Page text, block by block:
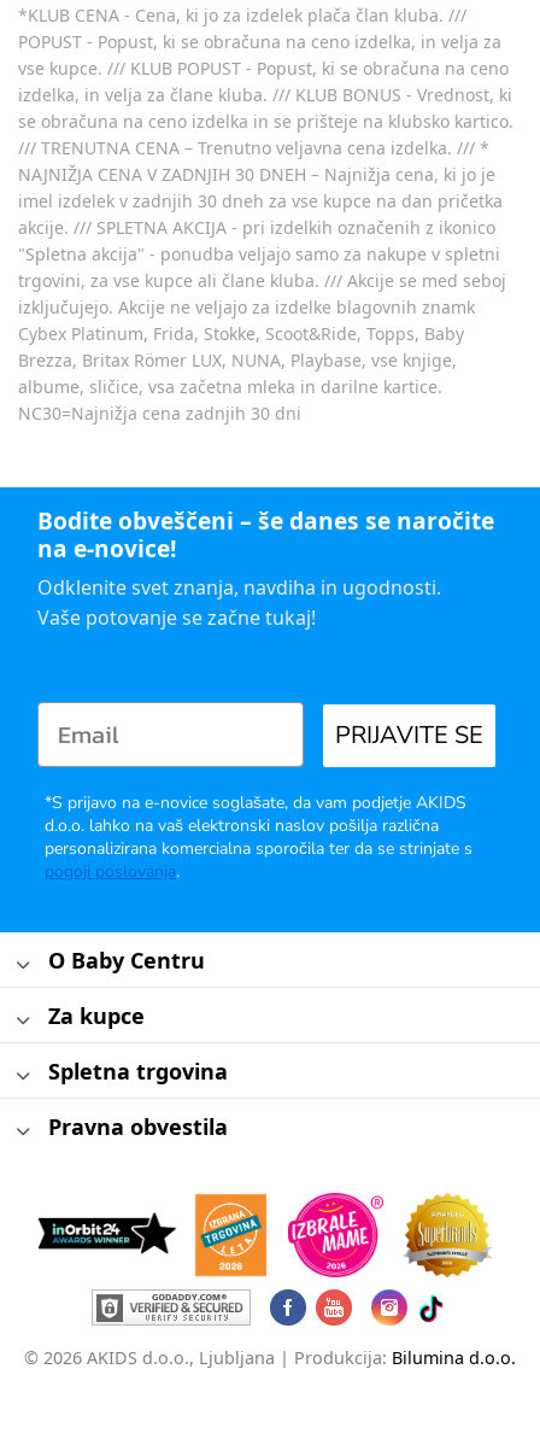
*KLUB CENA - Cena, ki jo za izdelek plača član kluba. ///
POPUST - Popust, ki se obračuna na ceno izdelka, in velja za
vse kupce. /// KLUB POPUST - Popust, ki se obračuna na ceno
izdelka, in velja za člane kluba. /// KLUB BONUS - Vrednost, ki
se obračuna na ceno izdelka in se prišteje na klubsko kartico.
/// TRENUTNA CENA – Trenutno veljavna cena izdelka. /// *
NAJNIŽJA CENA V ZADNJIH 30 DNEH – Najnižja cena, ki jo je
imel izdelek v zadnjih 30 dneh za vse kupce na dan pričetka
akcije. /// SPLETNA AKCIJA - pri izdelkih označenih z ikonico
"Spletna akcija" - ponudba veljajo samo za nakupe v spletni
trgovini, za vse kupce ali člane kluba. /// Akcije se med seboj
izključujejo. Akcije ne veljajo za izdelke blagovnih znamk
Cybex Platinum, Frida, Stokke, Scoot&Ride, Topps, Baby
Brezza, Britax Römer LUX, NUNA, Playbase, vse knjige,
albume, sličice, vsa začetna mleka in darilne kartice.
NC30=Najnižja cena zadnjih 30 dni
Bodite obveščeni – še danes se naročite
na e-novice!
Odklenite svet znanja, navdiha in ugodnosti.
Vaše potovanje se začne tukaj!
PRIJAVITE SE
*S prijavo na e-novice soglašate, da vam podjetje AKIDS
d.o.o. lahko na vaš elektronski naslov pošilja različna
personalizirana komercialna sporočila ter da se strinjate s
pogoji poslovanja.
O Baby Centru
Za kupce
Spletna trgovina
Pravna obvestila
© 2026 AKIDS d.o.o., Ljubljana | Produkcija: Bilumina d.o.o.